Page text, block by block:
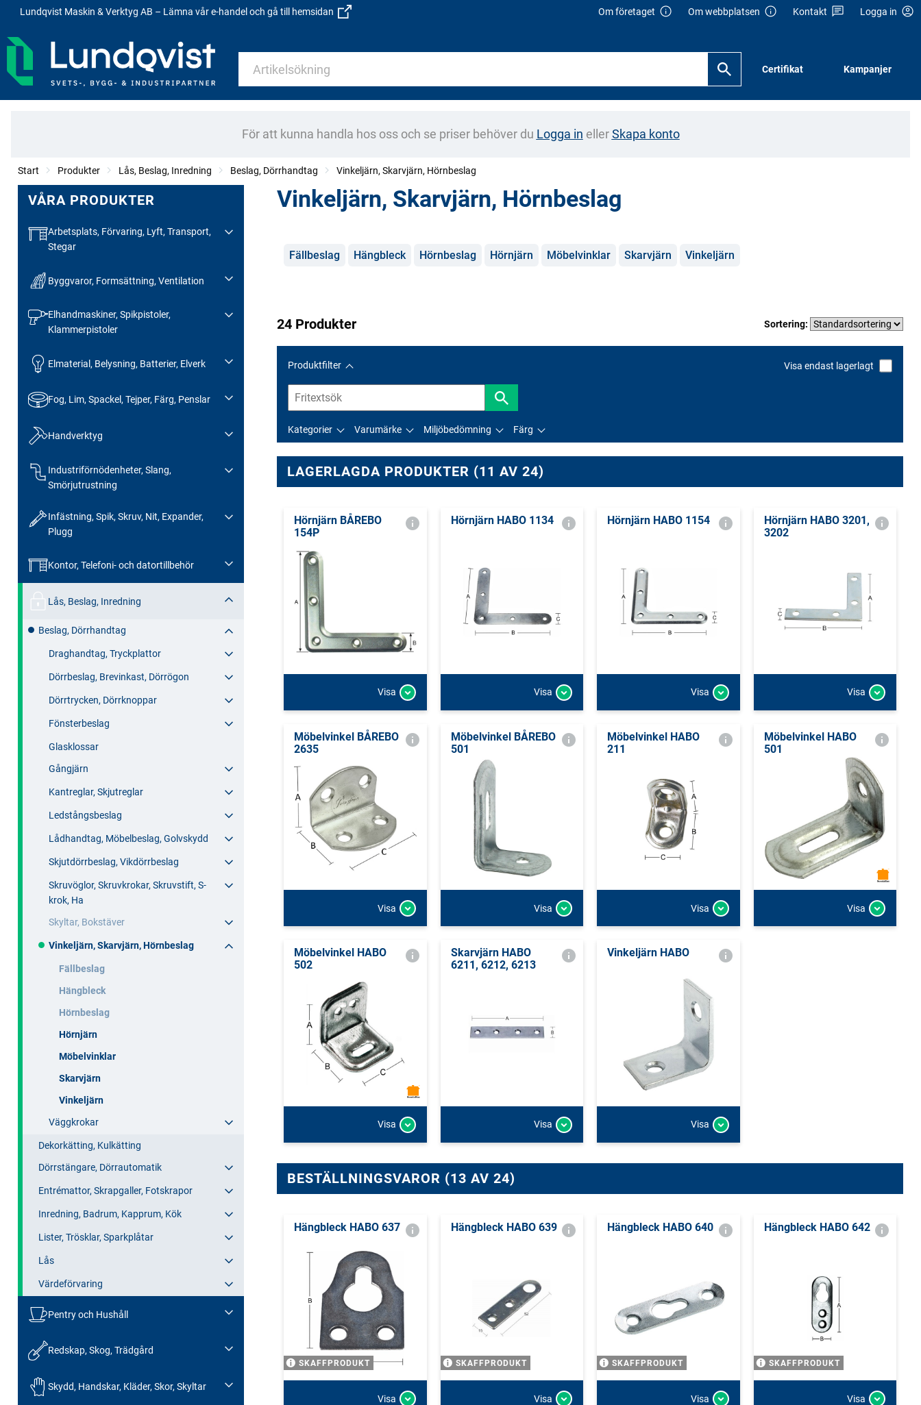
Lundqvist Maskin & Verktyg AB – Lämna vår e-handel och gå till hemsidan Om företaget Om webbplatsen Kontakt Logga in
Certifikat Kampanjer
För att kunna handla hos oss och se priser behöver du Logga in ellerSkapa konto
Start Produkter Lås, Beslag, Inredning Beslag, Dörrhandtag Vinkeljärn, Skarvjärn, Hörnbeslag
VÅRA PRODUKTER
Arbetsplats, Förvaring, Lyft, Transport,
Stegar
Byggvaror, Formsättning, Ventilation
Elhandmaskiner, Spikpistoler,
Klammerpistoler
Elmaterial, Belysning, Batterier, Elverk
Fog, Lim, Spackel, Tejper, Färg, Penslar
Handverktyg
Industriförnödenheter, Slang,
Smörjutrustning
Infästning, Spik, Skruv, Nit, Expander,
Plugg
Kontor, Telefoni- och datortillbehör
Lås, Beslag, Inredning
Beslag, Dörrhandtag
Draghandtag, Tryckplattor
Dörrbeslag, Brevinkast, Dörrögon
Dörrtrycken, Dörrknoppar
Fönsterbeslag
Glasklossar
Gångjärn
Kantreglar, Skjutreglar
Ledstångsbeslag
Lådhandtag, Möbelbeslag, Golvskydd
Skjutdörrbeslag, Vikdörrbeslag
Skruvöglor, Skruvkrokar, Skruvstift, S-
krok, Ha
Skyltar, Bokstäver
Vinkeljärn, Skarvjärn, Hörnbeslag
Fällbeslag
Hängbleck
Hörnbeslag
Hörnjärn
Möbelvinklar
Skarvjärn
Vinkeljärn
Väggkrokar
Dekorkätting, Kulkätting
Dörrstängare, Dörrautomatik
Entrémattor, Skrapgaller, Fotskrapor
Inredning, Badrum, Kapprum, Kök
Lister, Trösklar, Sparkplåtar
Lås
Värdeförvaring
Pentry och Hushåll
Redskap, Skog, Trädgård
Skydd, Handskar, Kläder, Skor, Skyltar
Vinkeljärn, Skarvjärn, Hörnbeslag
Kategorier
Fällbeslag Hängbleck Hörnbeslag Hörnjärn Möbelvinklar Skarvjärn Vinkeljärn
24 Produkter Sortering:
Produktfilter Visa endast lagerlagt
Kategorier Varumärke Miljöbedömning Färg
LAGERLAGDA PRODUKTER (11 AV 24)
Hörnjärn BÅREBO
154P
Visa
Hörnjärn HABO 1134
Visa
Hörnjärn HABO 1154
Visa
Hörnjärn HABO 3201,
3202
Visa
Möbelvinkel BÅREBO
2635
Visa
Möbelvinkel BÅREBO
501
Visa
Möbelvinkel HABO
211
Visa
Möbelvinkel HABO
501
Visa
Möbelvinkel HABO
502
Visa
Skarvjärn HABO
6211, 6212, 6213
Visa
Vinkeljärn HABO
Visa
BESTÄLLNINGSVAROR (13 AV 24)
Hängbleck HABO 637
SKAFFPRODUKT
Visa
Hängbleck HABO 639
SKAFFPRODUKT
Visa
Hängbleck HABO 640
SKAFFPRODUKT
Visa
Hängbleck HABO 642
SKAFFPRODUKT
Visa